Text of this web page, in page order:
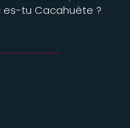
es-tu Cacahuète ?